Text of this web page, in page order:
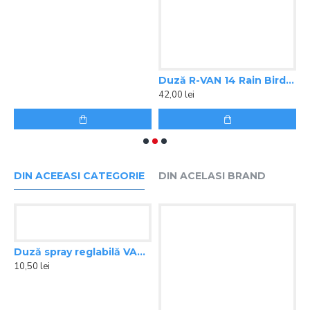
DIN ACEEASI CATEGORIE DIN ACELASI BRAND
Duză spray reglabilă VAN 8 Rain Bird
10,50 lei